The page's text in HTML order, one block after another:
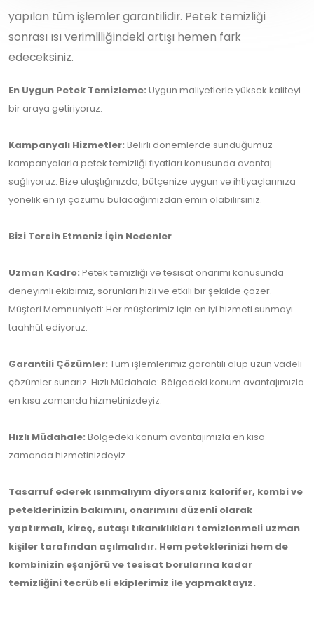
yapılan tüm işlemler garantilidir. Petek temizliği
sonrası ısı verimliliğindeki artışı hemen fark
edeceksiniz.
En Uygun Petek Temizleme: Uygun maliyetlerle yüksek kaliteyi
bir araya getiriyoruz.
Kampanyalı Hizmetler: Belirli dönemlerde sunduğumuz
kampanyalarla petek temizliği fiyatları konusunda avantaj
sağlıyoruz. Bize ulaştığınızda, bütçenize uygun ve ihtiyaçlarınıza
yönelik en iyi çözümü bulacağımızdan emin olabilirsiniz.
Bizi Tercih Etmeniz İçin Nedenler
Uzman Kadro: Petek temizliği ve tesisat onarımı konusunda
deneyimli ekibimiz, sorunları hızlı ve etkili bir şekilde çözer.
Müşteri Memnuniyeti: Her müşterimiz için en iyi hizmeti sunmayı
taahhüt ediyoruz.
Garantili Çözümler: Tüm işlemlerimiz garantili olup uzun vadeli
çözümler sunarız. Hızlı Müdahale: Bölgedeki konum avantajımızla
en kısa zamanda hizmetinizdeyiz.
Hızlı Müdahale: Bölgedeki konum avantajımızla en kısa
zamanda hizmetinizdeyiz.
Tasarruf ederek ısınmalıyım diyorsanız kalorifer, kombi ve
peteklerinizin bakımını, onarımını düzenli olarak
yaptırmalı, kireç, sutaşı tıkanıklıkları temizlenmeli uzman
kişiler tarafından açılmalıdır. Hem peteklerinizi hem de
kombinizin eşanjörü ve tesisat borularına kadar
temizliğini tecrübeli ekiplerimiz ile yapmaktayız.